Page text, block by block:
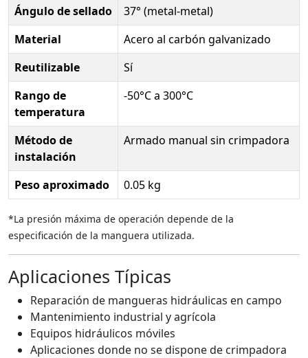
Ángulo de sellado
37° (metal-metal)
Material
Acero al carbón galvanizado
Reutilizable
Sí
Rango de
temperatura
-50°C a 300°C
Método de
instalación
Armado manual sin crimpadora
Peso aproximado 0.05 kg
*La presión máxima de operación depende de la
especificación de la manguera utilizada.
Aplicaciones Típicas
Reparación de mangueras hidráulicas en campo
Mantenimiento industrial y agrícola
Equipos hidráulicos móviles
Aplicaciones donde no se dispone de crimpadora